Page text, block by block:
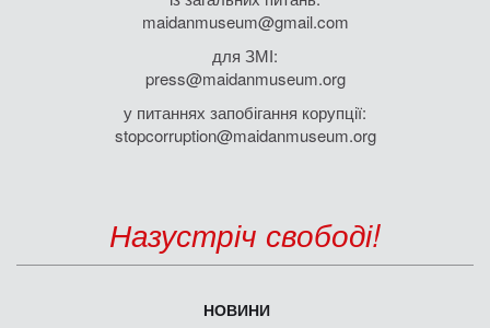
maidanmuseum@gmail.com
для ЗМІ:
press@maidanmuseum.org
у питаннях запобігання корупції:
stopcorruption@maidanmuseum.org
Назустріч свободі!
НОВИНИ